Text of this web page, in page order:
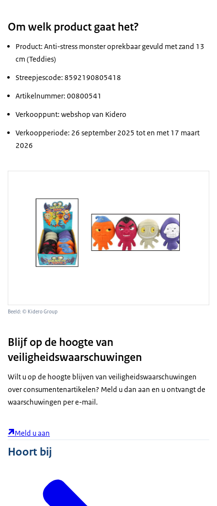
Om welk product gaat het?
Product: Anti-stress monster oprekbaar gevuld met zand 13
cm (Teddies)
Streepjescode: 8592190805418
Artikelnummer: 00800541
Verkooppunt: webshop van Kidero
Verkoopperiode: 26 september 2025 tot en met 17 maart
2026
Beeld: © Kidero Group
Blijf op de hoogte van
veiligheidswaarschuwingen
Wilt u op de hoogte blijven van veiligheidswaarschuwingen
over consumentenartikelen? Meld u dan aan en u ontvangt de
waarschuwingen per e-mail.
Meld u aan
Hoort bij